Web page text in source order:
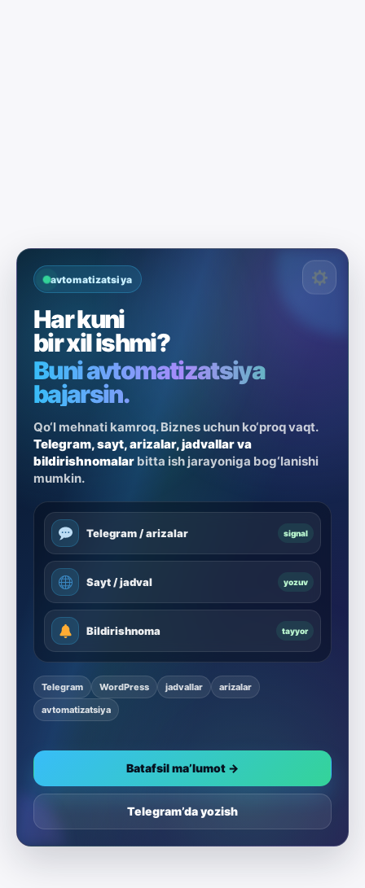
avtomatizatsiya
Har kuni
bir xil ishmi?
Buni avtomatizatsiya
bajarsin.
Qo‘l mehnati kamroq. Biznes uchun ko‘proq vaqt.
Telegram, sayt, arizalar, jadvallar va
bildirishnomalar bitta ish jarayoniga bog‘lanishi
mumkin.
Telegram / arizalar signal
Sayt / jadval yozuv
Bildirishnoma tayyor
Telegram WordPress jadvallar
arizalar
avtomatizatsiya
Batafsil ma’lumot →
Telegram’da yozish